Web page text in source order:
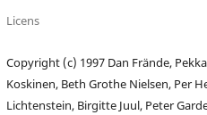
Licens
Copyright (c) 1997 Dan Frände, Pekka
Koskinen, Beth Grothe Nielsen, Per
Lichtenstein, Birgitte Juul, Peter